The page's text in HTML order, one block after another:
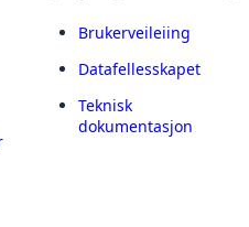
Brukerveileiing
Datafellesskapet
Teknisk
dokumentasjon